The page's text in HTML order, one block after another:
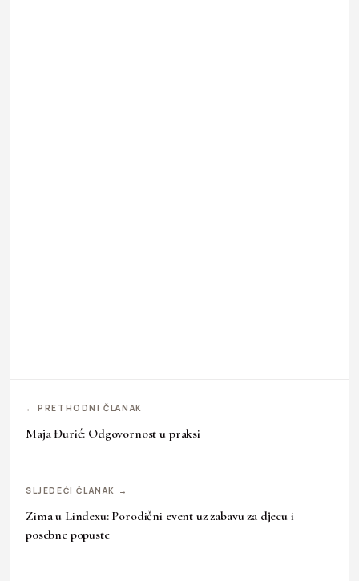
← PRETHODNI ČLANAK
Maja Đurić: Odgovornost u praksi
SLJEDEĆI ČLANAK →
Zima u Lindexu: Porodični event uz zabavu za djecu i
posebne popuste